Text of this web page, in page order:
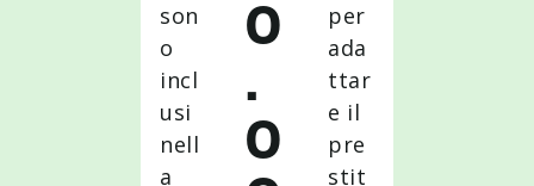
son
o
incl
usi
nell
a
0
.
0
per
ada
ttar
e il
pre
stit